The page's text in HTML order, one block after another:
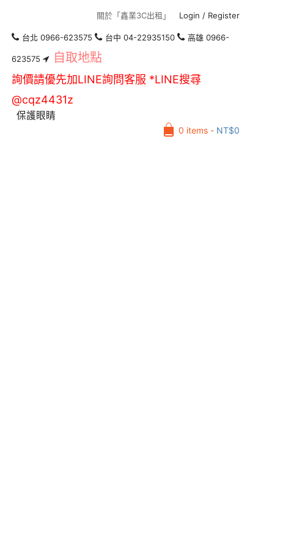
Login / Register
關於「鑫業3C出租」
台北 0966-623575 台中 04-22935150 高雄 0966-
623575 自取地點
詢價請優先加LINE詢問客服 *LINE搜尋
@cqz4431z
保護眼睛
0 items - NT$0